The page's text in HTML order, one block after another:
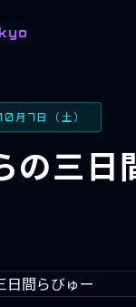
月7日（土）
の三日